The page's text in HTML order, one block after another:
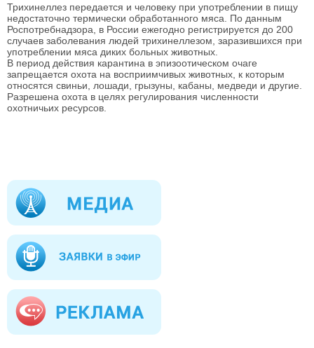
Трихинеллез передается и человеку при употреблении в пищу
недостаточно термически обработанного мяса. По данным
Роспотребнадзора, в России ежегодно регистрируется до 200
случаев заболевания людей трихинеллезом, заразившихся при
употреблении мяса диких больных животных.
В период действия карантина в эпизоотическом очаге
запрещается охота на восприимчивых животных, к которым
относятся свиньи, лошади, грызуны, кабаны, медведи и другие.
Разрешена охота в целях регулирования численности
охотничьих ресурсов.